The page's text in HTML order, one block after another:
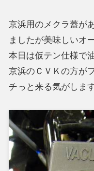
京浜用のメクラ蓋が
ましたが美味しいオ
本日は仮テン仕様で
京浜のＣＶＫの方が
チっと来る気がしま